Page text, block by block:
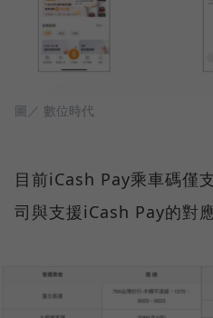
圖／ 數位時代
目前iCash Pay乘車碼僅
司與支援iCash Pay的對